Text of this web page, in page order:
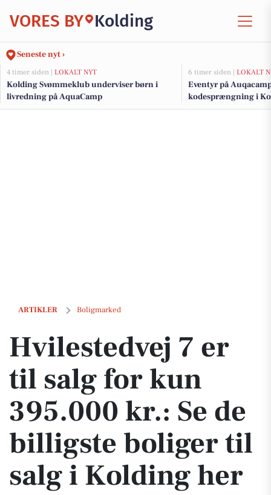
VORES BY Kolding
Seneste nyt ›
4 timer siden | LOKALT NYT
Kolding Svømmeklub underviser børn i
livredning på AquaCamp
6 timer siden | LOKALT
Eventyr på
kodesprængning i
ARTIKLER Boligmarked
Hvilestedvej 7 er til salg for kun 395.000 kr.: Se de billigste boliger
Hvilestedvej 7 er
til salg for kun
395.000 kr.: Se de
billigste boliger til
salg i Kolding her